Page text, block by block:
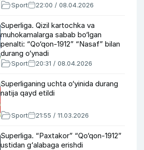
Sport 22:00 / 08.04.2026
Superliga. Qizil kartochka va
muhokamalarga sabab bo‘lgan
penalti: “Qo‘qon-1912” “Nasaf” bilan
durang o‘ynadi
Sport 20:31 / 08.04.2026
Superliganing uchta o‘yinida durang
natija qayd etildi
Sport 21:55 / 11.03.2026
Superliga. “Paxtakor” “Qo‘qon-1912”
ustidan g‘alabaga erishdi